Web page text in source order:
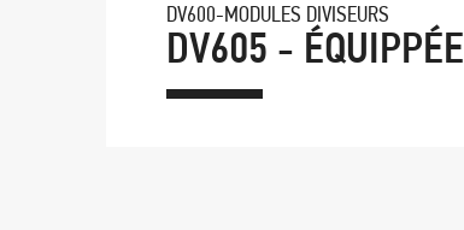
DV600-MODULES DIVISEURS
DV605 - ÉQUIPPÉE